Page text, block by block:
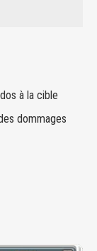
à la cible
dommages